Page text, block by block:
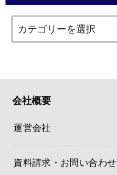
会社概要
運営会社
資料請求・お問い合わせ